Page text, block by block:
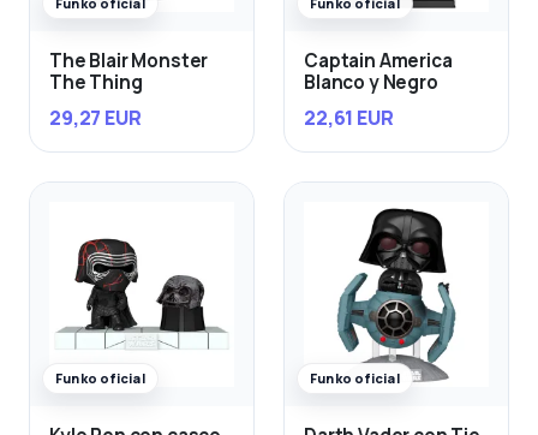
The Blair Monster
The Thing
29,27 EUR
Captain America
Blanco y Negro
22,61 EUR
Funko oficial Funko oficial